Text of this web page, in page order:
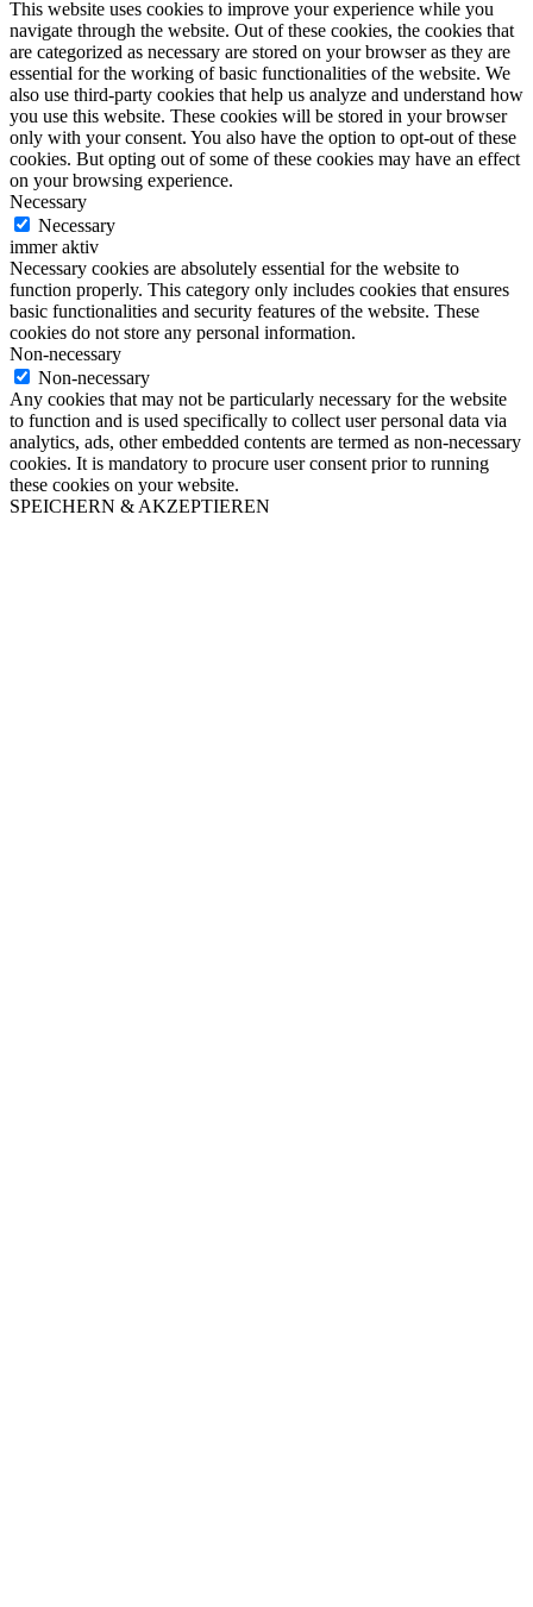
This website uses cookies to improve your experience while you
navigate through the website. Out of these cookies, the cookies that
are categorized as necessary are stored on your browser as they are
essential for the working of basic functionalities of the website. We
also use third-party cookies that help us analyze and understand how
you use this website. These cookies will be stored in your browser
only with your consent. You also have the option to opt-out of these
cookies. But opting out of some of these cookies may have an effect
on your browsing experience.
Necessary
Necessary
immer aktiv
Necessary cookies are absolutely essential for the website to
function properly. This category only includes cookies that ensures
basic functionalities and security features of the website. These
cookies do not store any personal information.
Non-necessary
Non-necessary
Any cookies that may not be particularly necessary for the website
to function and is used specifically to collect user personal data via
analytics, ads, other embedded contents are termed as non-necessary
cookies. It is mandatory to procure user consent prior to running
these cookies on your website.
SPEICHERN & AKZEPTIEREN